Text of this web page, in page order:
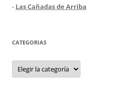
- Las Cañadas de Arriba
CATEGORIAS
Categorias